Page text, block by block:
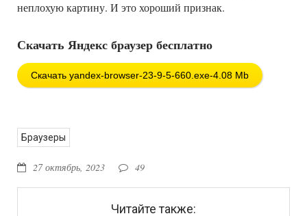
неплохую картину. И это хороший признак.
Скачать Яндекс браузер бесплатно
Скачать yandex-browser-23-9-5-660.exe-4.08 Mb
Браузеры
27 октябрь, 2023 49
Читайте также: